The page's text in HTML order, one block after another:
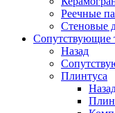
Реечные
Стеновые
Сопутствующие
Назад
Плинтуса